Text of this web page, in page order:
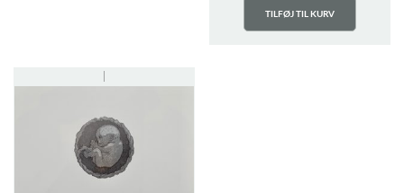
TILFØJ TIL KURV